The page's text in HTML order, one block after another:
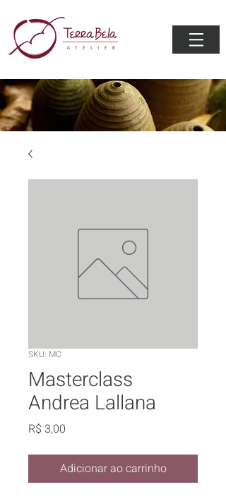
SKU: MC
Masterclass
Andrea Lallana
R$ 3,00
Adicionar ao carrinho